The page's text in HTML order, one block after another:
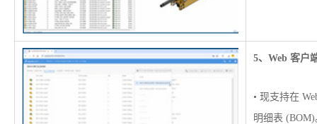
5、Web 客户
• 现支持在
明细表